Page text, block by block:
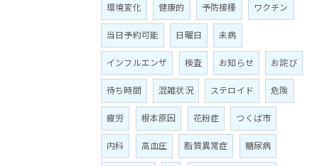
環境変化
健康的 予防接種
ワクチン
当日予約可能
日曜日
未病
インフルエンザ
検査 お知らせ
お詫び
待ち時間
混雑状況 ステロイド
危険
疲労
根本原因 花粉症
つくば市
内科
高血圧 脂質異常症
糖尿病